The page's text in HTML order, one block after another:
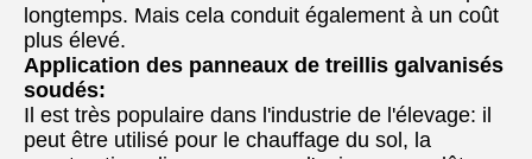
longtemps. Mais cela conduit également à un coût
plus élevé.
Application des panneaux de treillis galvanisés
soudés:
Il est très populaire dans l'industrie de l'élevage: il
peut être utilisé pour le chauffage du sol, la